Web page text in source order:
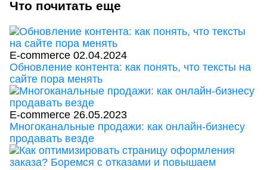
Что почитать еще
E-commerce 02.04.2024
Обновление контента: как понять, что тексты на
сайте пора менять
E-commerce 26.05.2023
Многоканальные продажи: как онлайн-бизнесу
продавать везде